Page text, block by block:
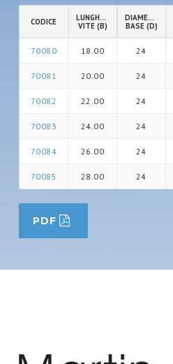
CODICE
LUNGHEZZA
VITE (B)
DIAMETRO
BASE (D)
70080 18.00 24
70081 20.00 24
70082 22.00 24
70083 24.00 24
70084 26.00 24
70085 28.00 24
PDF